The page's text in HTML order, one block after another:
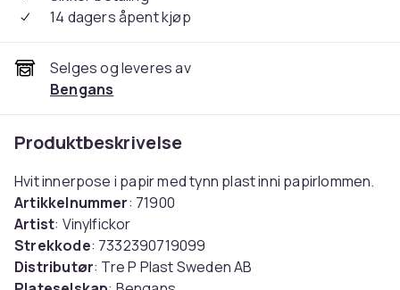
14 dagers åpent kjøp
Selges og leveres av
Bengans
Produktbeskrivelse
Hvit innerpose i papir med tynn plast inni papirlommen.
Artikkelnummer: 71900
Artist: Vinylfickor
Strekkode: 7332390719099
Distributør: Tre P Plast Sweden AB